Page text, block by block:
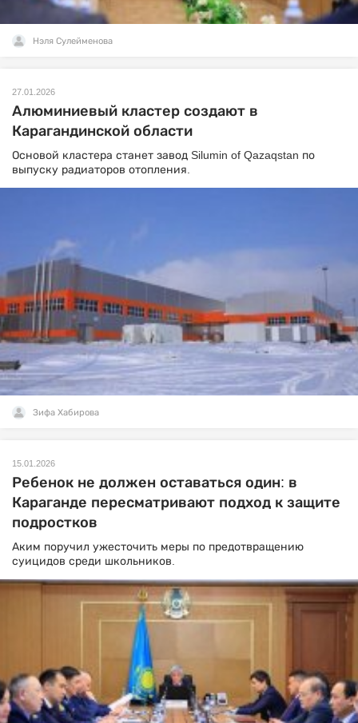
Нэля Сулейменова
27.01.2026
Алюминиевый кластер создают в
Карагандинской области
Основой кластера станет завод Silumin of Qazaqstan по
выпуску радиаторов отопления.
Зифа Хабирова
15.01.2026
Ребенок не должен оставаться один: в
Караганде пересматривают подход к защите
подростков
Аким поручил ужесточить меры по предотвращению
суицидов среди школьников.